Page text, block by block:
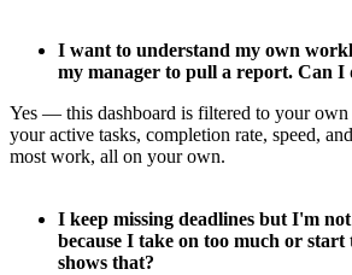
I want to understand my own
my manager to pull a report. Can I
Yes — this dashboard is filtered to your own
your active tasks, completion rate, speed,
most work, all on your own.
I keep missing deadlines but I'm
because I take on too much or start
shows that?